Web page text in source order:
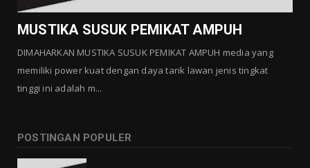
MUSTIKA SUSUK PEMIKAT AMPUH
DIMAHARKAN MUSTIKA SUSUK PEMIKAT AMPUH media yang
memiliki power kuat dengan daya tarik lawan jenis tingkat
tinggi ini adalah m...
POSTINGAN POPULER